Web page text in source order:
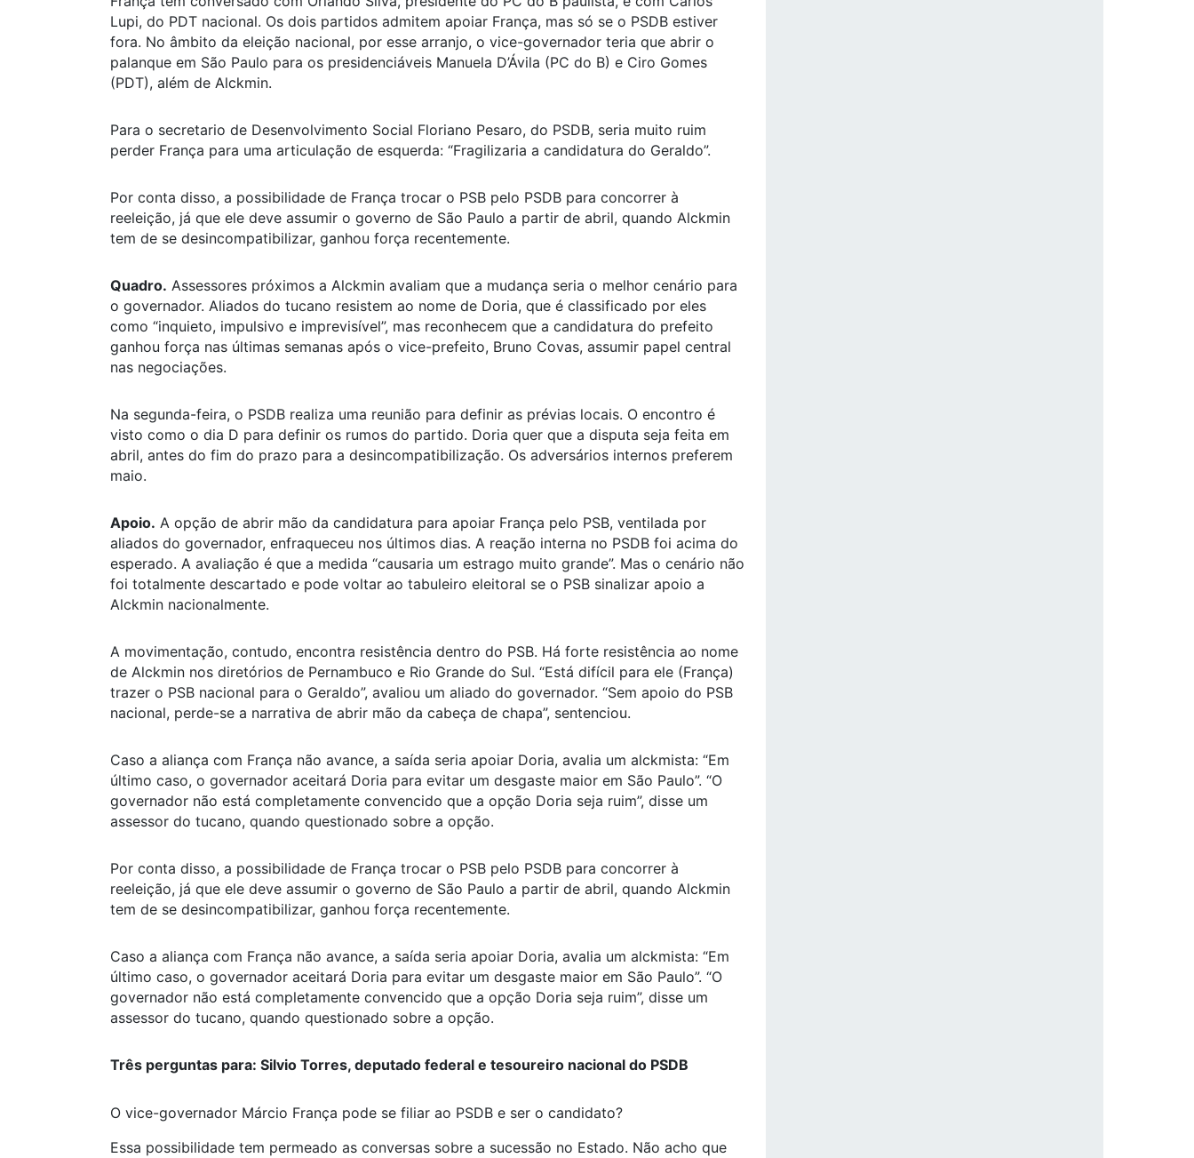
Lupi, do PDT nacional. Os dois partidos admitem apoiar França, mas só se o PSDB estiver
fora. No âmbito da eleição nacional, por esse arranjo, o vice-governador teria que abrir o
palanque em São Paulo para os presidenciáveis Manuela D’Ávila (PC do B) e Ciro Gomes
(PDT), além de Alckmin.
Para o secretario de Desenvolvimento Social Floriano Pesaro, do PSDB, seria muito ruim
perder França para uma articulação de esquerda: “Fragilizaria a candidatura do Geraldo”.
Por conta disso, a possibilidade de França trocar o PSB pelo PSDB para concorrer à
reeleição, já que ele deve assumir o governo de São Paulo a partir de abril, quando Alckmin
tem de se desincompatibilizar, ganhou força recentemente.
Quadro. Assessores próximos a Alckmin avaliam que a mudança seria o melhor cenário para
o governador. Aliados do tucano resistem ao nome de Doria, que é classificado por eles
como “inquieto, impulsivo e imprevisível”, mas reconhecem que a candidatura do prefeito
ganhou força nas últimas semanas após o vice-prefeito, Bruno Covas, assumir papel central
nas negociações.
Na segunda-feira, o PSDB realiza uma reunião para definir as prévias locais. O encontro é
visto como o dia D para definir os rumos do partido. Doria quer que a disputa seja feita em
abril, antes do fim do prazo para a desincompatibilização. Os adversários internos preferem
maio.
Apoio. A opção de abrir mão da candidatura para apoiar França pelo PSB, ventilada por
aliados do governador, enfraqueceu nos últimos dias. A reação interna no PSDB foi acima do
esperado. A avaliação é que a medida “causaria um estrago muito grande”. Mas o cenário não
foi totalmente descartado e pode voltar ao tabuleiro eleitoral se o PSB sinalizar apoio a
Alckmin nacionalmente.
A movimentação, contudo, encontra resistência dentro do PSB. Há forte resistência ao nome
de Alckmin nos diretórios de Pernambuco e Rio Grande do Sul. “Está difícil para ele (França)
trazer o PSB nacional para o Geraldo”, avaliou um aliado do governador. “Sem apoio do PSB
nacional, perde-se a narrativa de abrir mão da cabeça de chapa”, sentenciou.
Caso a aliança com França não avance, a saída seria apoiar Doria, avalia um alckmista: “Em
último caso, o governador aceitará Doria para evitar um desgaste maior em São Paulo”. “O
governador não está completamente convencido que a opção Doria seja ruim”, disse um
assessor do tucano, quando questionado sobre a opção.
Por conta disso, a possibilidade de França trocar o PSB pelo PSDB para concorrer à
reeleição, já que ele deve assumir o governo de São Paulo a partir de abril, quando Alckmin
tem de se desincompatibilizar, ganhou força recentemente.
Caso a aliança com França não avance, a saída seria apoiar Doria, avalia um alckmista: “Em
último caso, o governador aceitará Doria para evitar um desgaste maior em São Paulo”. “O
governador não está completamente convencido que a opção Doria seja ruim”, disse um
assessor do tucano, quando questionado sobre a opção.
Três perguntas para: Silvio Torres, deputado federal e tesoureiro nacional do PSDB
O vice-governador Márcio França pode se filiar ao PSDB e ser o candidato?
Essa possibilidade tem permeado as conversas sobre a sucessão no Estado. Não acho que